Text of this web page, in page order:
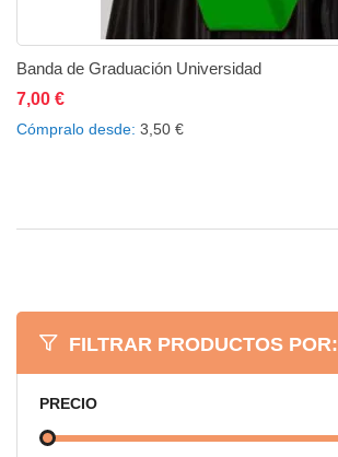
Banda de Graduación Universidad
7,00 €
Cómpralo desde 3,50 €
FILTRAR PRODUCTOS POR:
PRECIO